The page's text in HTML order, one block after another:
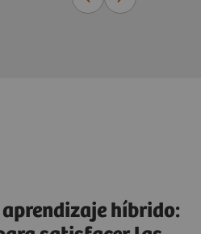
híbrido de
aprendizaje híbrido: